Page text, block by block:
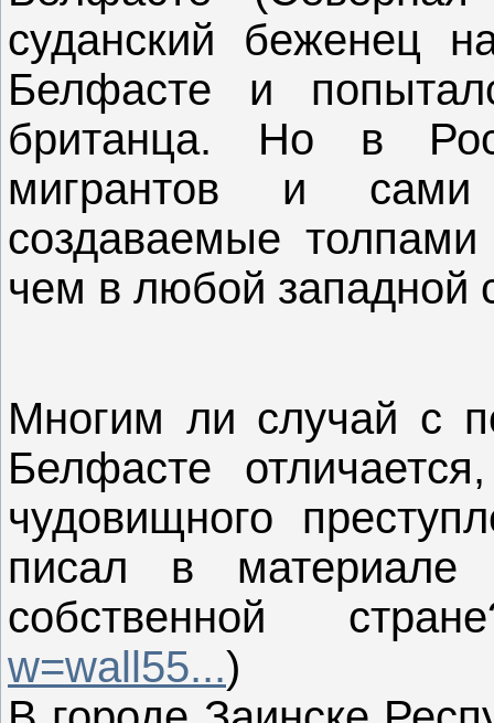
суданский беженец
Белфасте и
британца. Но в
мигрантов и сами
создаваемые
чем в любой западной
Многим ли случай с
Белфасте
чудовищного
писал в материале
собственной
w=wall55...)